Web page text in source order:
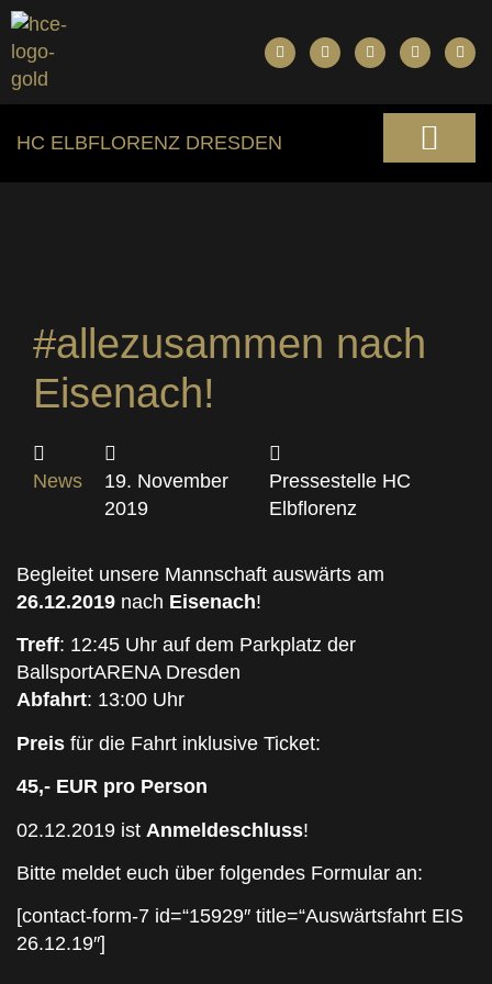
HC ELBFLORENZ DRESDEN
#allezusammen nach
Eisenach!
News
19. November
2019
Pressestelle HC
Elbflorenz
Begleitet unsere Mannschaft auswärts am
26.12.2019 nach Eisenach!
Treff: 12:45 Uhr auf dem Parkplatz der
BallsportARENA Dresden
Abfahrt: 13:00 Uhr
Preis für die Fahrt inklusive Ticket:
45,- EUR pro Person
02.12.2019 ist Anmeldeschluss!
Bitte meldet euch über folgendes Formular an:
[contact-form-7 id=“15929″ title=“Auswärtsfahrt EIS
26.12.19″]